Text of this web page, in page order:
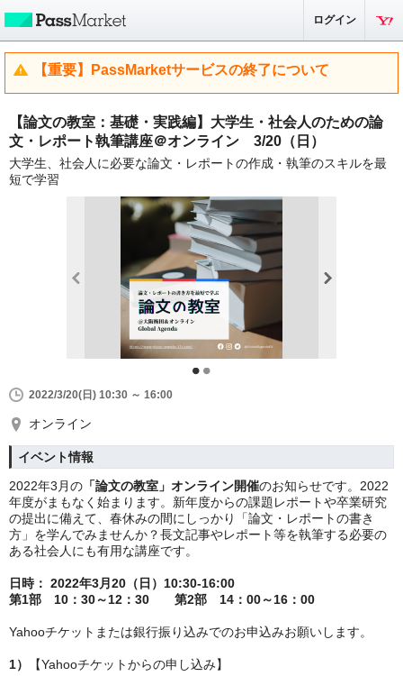
ログイン
【重要】PassMarketサービスの終了について
【論文の教室：基礎・実践編】大学生・社会人のための論
文・レポート執筆講座＠オンライン 3/20（日）
大学生、社会人に必要な論文・レポートの作成・執筆のスキルを最
短で学習
2022/3/20(日) 10:30 ～ 16:00
オンライン
イベント情報
2022年3月の 「論文の教室」オンライン開催のお知らせです。2022
年度がまもなく始まります。新年度からの課題レポートや卒業研究
の提出に備えて、春休みの間にしっかり「論文・レポートの書き
方」を学んでみませんか？長文記事やレポート等を執筆する必要の
ある社会人にも有用な講座です。
日時： 2022年3月20（日）10:30-16:00
第1部　10：30～12：30　　第2部　14：00～16：00
Yahooチケットまたは銀行振り込みでのお申込みお願いします。
1） 【Yahooチケットからの申し込み】